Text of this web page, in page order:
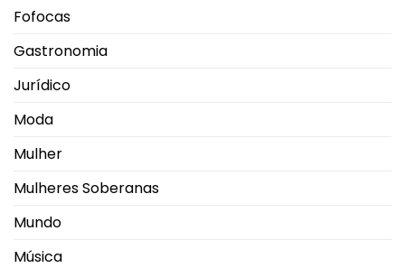
Fofocas
Gastronomia
Jurídico
Moda
Mulher
Mulheres Soberanas
Mundo
Música